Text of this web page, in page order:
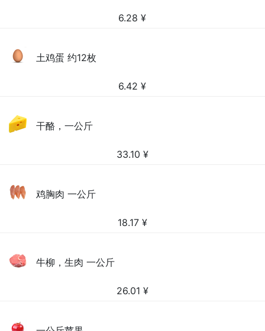
6.28 ¥
土鸡蛋 约12枚
6.42 ¥
干酪，一公斤
33.10 ¥
鸡胸肉 一公斤
18.17 ¥
牛柳，生肉 一公斤
26.01 ¥